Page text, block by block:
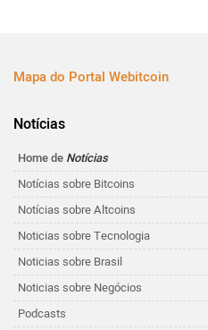
Mapa do Portal Webitcoin
Notícias
Home de Notícias
Notícias sobre Bitcoins
Notícias sobre Altcoins
Noticias sobre Tecnologia
Noticias sobre Brasil
Noticias sobre Negócios
Podcasts